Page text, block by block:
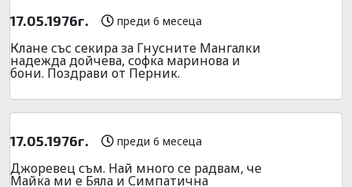
17.05.1976г. преди 6 месеца
Клане със секира за Гнусните Мангалки
надежда дойчева, софка маринова и
бони. Поздрави от Перник.
17.05.1976г. преди 6 месеца
Джоревец съм. Най много се радвам, че
Майка ми е Бяла и Симпатична